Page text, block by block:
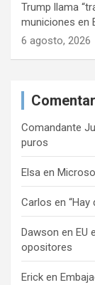
Trump llama
municiones en
6 agosto, 2026
Comandante
puros
Elsa en
Carlos en “Hay
Dawson en EU
opositores
Erick en